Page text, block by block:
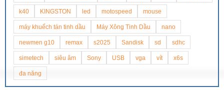
k40 KINGSTON led motospeed mouse
máy khuếch tán tinh dầu Máy Xông Tinh Dầu nano
newmen g10 remax s2025 Sandisk sd sdhc
simetech siêu âm Sony USB vga vít x6s
đa năng